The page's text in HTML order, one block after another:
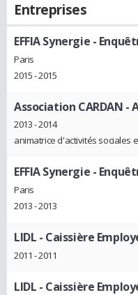
Entreprises
EFFIA Synergie -
Paris
2015 - 2015
Association CARDAN -
2013 - 2014
animatrice d'activités sociales
EFFIA Synergie -
Paris
2013 - 2013
LIDL - Caissière
2011 - 2011
LIDL - Caissière